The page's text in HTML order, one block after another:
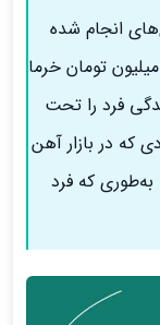
انجام شده
توسط این باند گفت: در یک فقره چک، ۷۰۰ میلیون تومان خرما
فرد را تحت
که در بازار آهن
به‌طوری که فرد